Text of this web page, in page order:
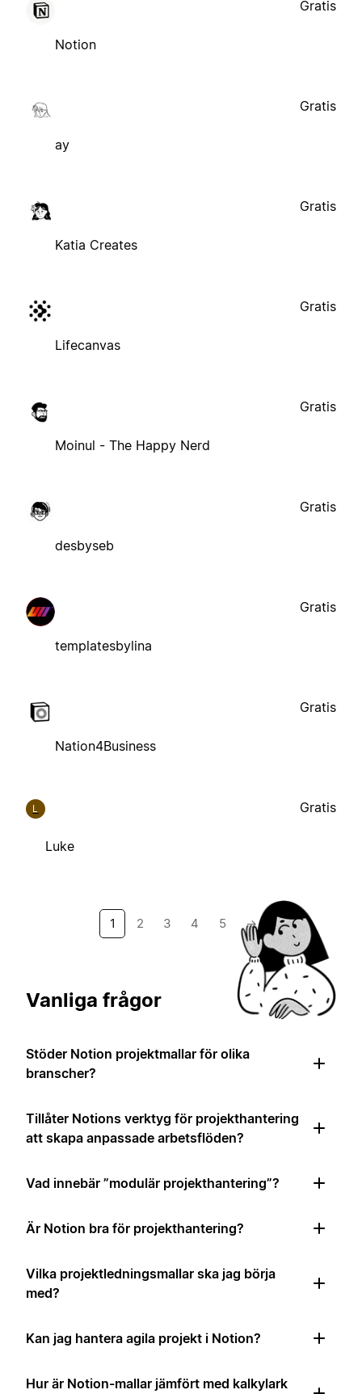
Notion
Gratis
ay
Gratis
Katia Creates
Gratis
Lifecanvas
Gratis
Moinul - The Happy Nerd
Gratis
desbyseb
Gratis
templatesbylina
Gratis
Nation4Business
Gratis
L
Luke
Gratis
1 2 3 4 5 →
Vanliga frågor
Stöder Notion projektmallar för olika
branscher?
Tillåter Notions verktyg för projekthantering
att skapa anpassade arbetsflöden?
Vad innebär ”modulär projekthantering”?
Är Notion bra för projekthantering?
Vilka projektledningsmallar ska jag börja
med?
Kan jag hantera agila projekt i Notion?
Hur är Notion-mallar jämfört med kalkylark